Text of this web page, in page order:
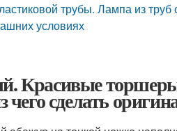
трубы. Лампа из труб
условиях
Красивые
сделать